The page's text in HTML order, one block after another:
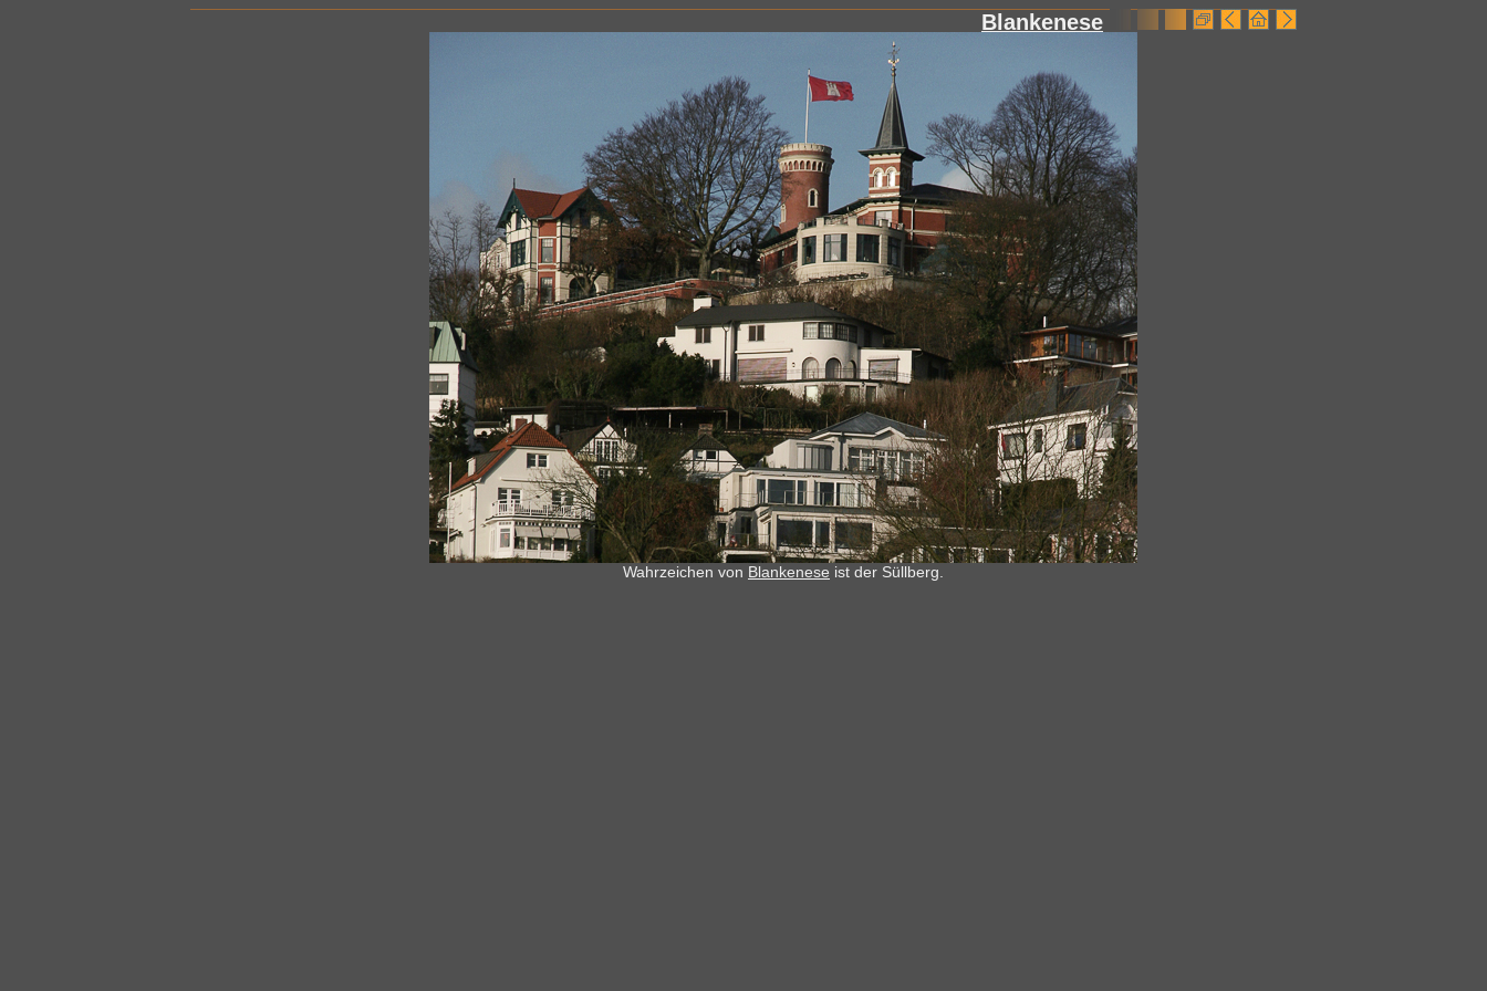
Blankenese
Wahrzeichen von Blankenese ist der Süllberg.